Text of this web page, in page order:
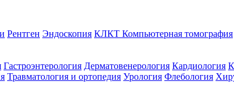
Рентген Эндоскопия КЛКТ Компьютерная томография
Гастроэнтерология Дерматовенерология Кардиология
Травматология и ортопедия Урология Флебология